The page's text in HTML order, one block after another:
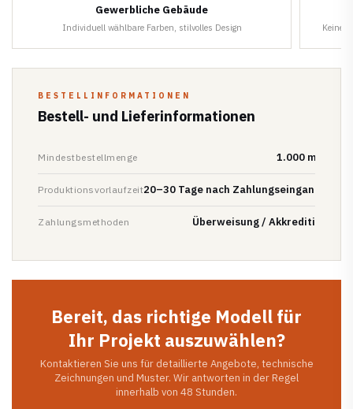
Gewerbliche Gebäude
Individuell wählbare Farben, stilvolles Design Keine
BESTELLINFORMATIONEN
Bestell- und Lieferinformationen
Mindestbestellmenge 1.000 m²
Produktionsvorlaufzeit20–30 Tage nach Zahlungseingang
Zahlungsmethoden Überweisung / Akkreditiv
Bereit, das richtige Modell für
Ihr Projekt auszuwählen?
Kontaktieren Sie uns für detaillierte Angebote, technische
Zeichnungen und Muster. Wir antworten in der Regel
innerhalb von 48 Stunden.